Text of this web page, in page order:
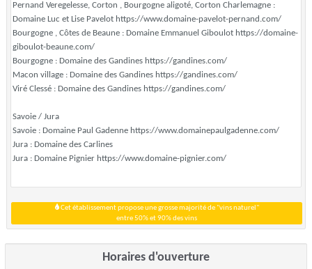
Pernand Veregelesse, Corton , Bourgogne aligoté, Corton Charlemagne :
Domaine Luc et Lise Pavelot https://www.domaine-pavelot-pernand.com/
Bourgogne , Côtes de Beaune : Domaine Emmanuel Giboulot https://domaine-
giboulot-beaune.com/
Bourgogne : Domaine des Gandines https://gandines.com/
Macon village : Domaine des Gandines https://gandines.com/
Viré Clessé : Domaine des Gandines https://gandines.com/
Savoie / Jura
Savoie : Domaine Paul Gadenne https://www.domainepaulgadenne.com/
Jura : Domaine des Carlines
Jura : Domaine Pignier https://www.domaine-pignier.com/
Cet établissement propose une grosse majorité de "vins naturel"
entre 50% et 90% des vins
Horaires d'ouverture